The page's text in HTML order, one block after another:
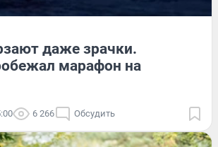
даже зрачки.
марафон на
6 266 Обсудить